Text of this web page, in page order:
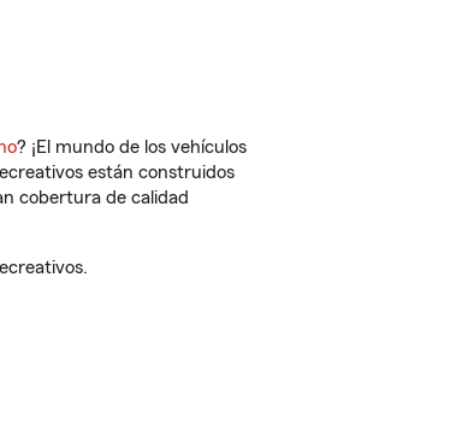
? ¡El mundo de los vehículos
están construidos
cobertura de calidad